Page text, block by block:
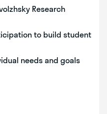
Research
to build student
needs and goals